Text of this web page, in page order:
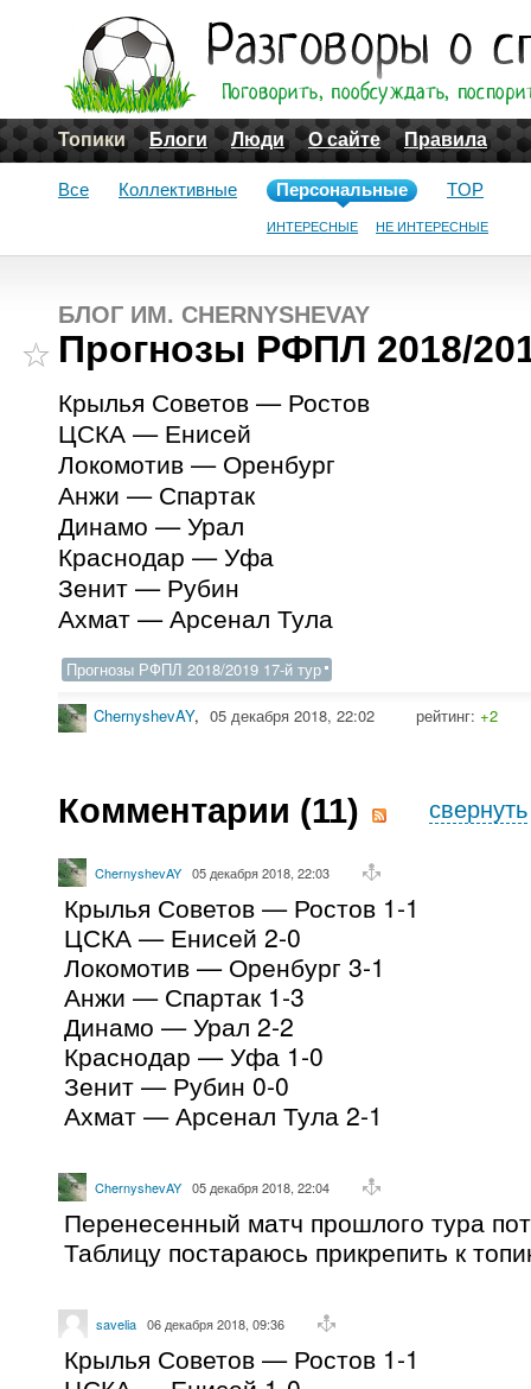
Топики Блоги Люди О сайте Правила
Все Коллективные Персональные
ИНТЕРЕСНЫЕ НЕ ИНТЕРЕСНЫЕ
TOP
БЛОГ ИМ. CHERNYSHEVAY
Прогнозы РФПЛ 2018/
Крылья Советов — Ростов
ЦСКА — Енисей
Локомотив — Оренбург
Анжи — Спартак
Динамо — Урал
Краснодар — Уфа
Зенит — Рубин
Ахмат — Арсенал Тула
Прогнозы РФПЛ 2018/2019 17-й тур
ChernyshevAY, 05 декабря 2018, 22:02 рейтинг: +2
Комментарии (11) свернуть
ChernyshevAY 05 декабря 2018, 22:03
Крылья Советов — Ростов 1-1
ЦСКА — Енисей 2-0
Локомотив — Оренбург 3-1
Анжи — Спартак 1-3
Динамо — Урал 2-2
Краснодар — Уфа 1-0
Зенит — Рубин 0-0
Ахмат — Арсенал Тула 2-1
ChernyshevAY 05 декабря 2018, 22:04
Перенесенный матч прошлого тура
Таблицу постараюсь прикрепить к
savelia 06 декабря 2018, 09:36
Крылья Советов — Ростов 1-1